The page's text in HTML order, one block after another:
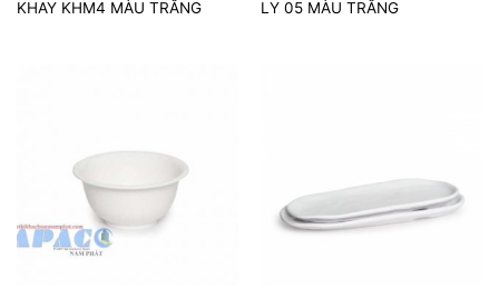
KHAY KHM4 MÀU TRẮNG LY 05 MÀU TRẮNG